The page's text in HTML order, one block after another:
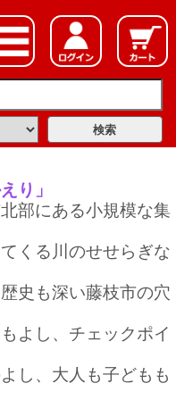
り」
部にある小規模な集
くる川のせせらぎな
史も深い藤枝市の穴
よし、チェックポイ
し、大人も子どもも